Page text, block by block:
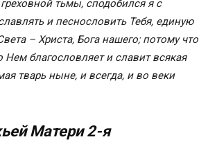
Богородице, св. Ефрема
Матери
тьмы, сподобился я с
и песнословить Тебя, единую
– Христа, Бога нашего; потому что
Нем благословляет и славит всякая
тварь ныне, и всегда, и во веки
Матери 2-я